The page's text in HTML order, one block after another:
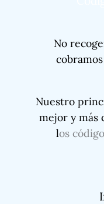
No
Nuestro
mejor y más
los